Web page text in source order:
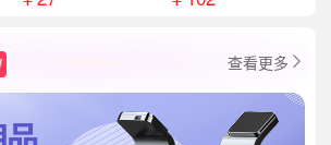
查看更多 